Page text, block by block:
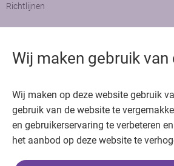
Wij maken gebruik van
Wij maken op deze website gebruik
gebruik van de website te
en gebruikerservaring te verbeteren
het aanbod op deze website te
Bedankt voor het bezoeken
Krijg gratis toegang in 30 seconden of
Richtlijnen
Adviesraad
Colofon
Copyright © 2026. Uitgeverij Jaap. Alle